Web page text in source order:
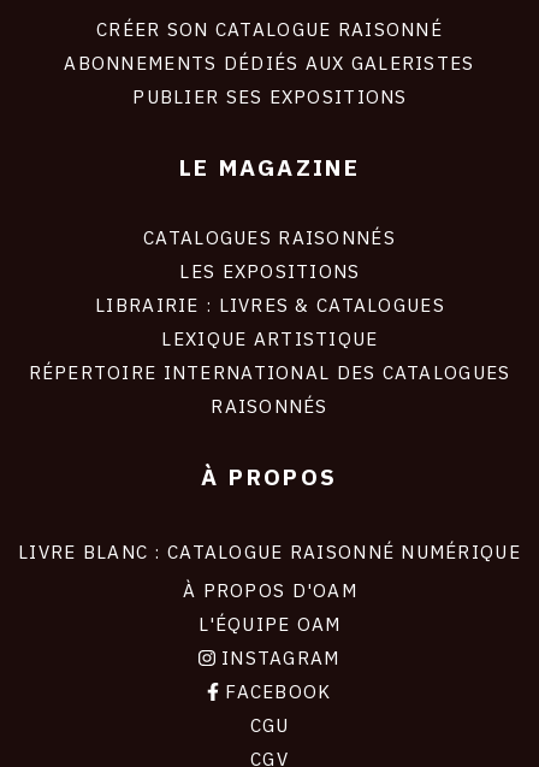
CRÉER SON CATALOGUE RAISONNÉ
ABONNEMENTS DÉDIÉS AUX GALERISTES
PUBLIER SES EXPOSITIONS
LE MAGAZINE
CATALOGUES RAISONNÉS
LES EXPOSITIONS
LIBRAIRIE : LIVRES & CATALOGUES
LEXIQUE ARTISTIQUE
RÉPERTOIRE INTERNATIONAL DES CATALOGUES
RAISONNÉS
À PROPOS
LIVRE BLANC : CATALOGUE RAISONNÉ NUMÉRIQUE
À PROPOS D'OAM
L'ÉQUIPE OAM
INSTAGRAM
FACEBOOK
CGU
CGV